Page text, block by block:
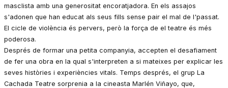
masclista amb una generositat encoratjadora. En els assajos
s'adonen que han educat als seus fills sense pair el mal de l'passat.
El cicle de violència és pervers, però la força de el teatre és més
poderosa.
Després de formar una petita companyia, accepten el desafiament
de fer una obra en la qual s'interpreten a si mateixes per explicar les
seves històries i experiències vitals. Temps després, el grup La
Cachada Teatre sorprenia a la cineasta Marlén Viñayo, que,